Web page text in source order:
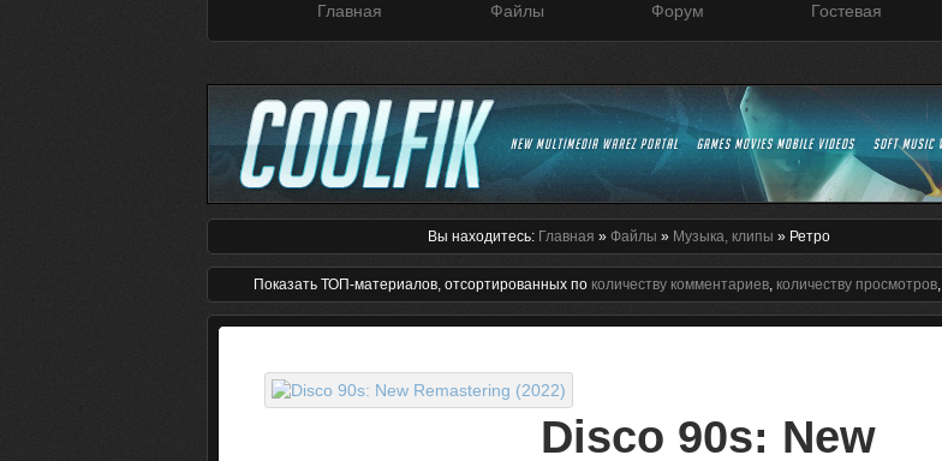
Главная Файлы Форум Гостевая
Вы находитесь: Главная » Файлы » Музыка, клипы » Ретро
Показать ТОП-материалов, отсортированных по количеству комментариев, количеству просмотров,
Disco 90s: New